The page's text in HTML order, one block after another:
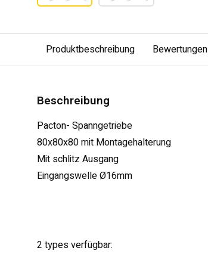
Produktbeschreibung Bewertungen
Beschreibung
Pacton- Spanngetriebe
80x80x80 mit Montagehalterung
Mit schlitz Ausgang
Eingangswelle Ø16mm
2 types verfügbar: